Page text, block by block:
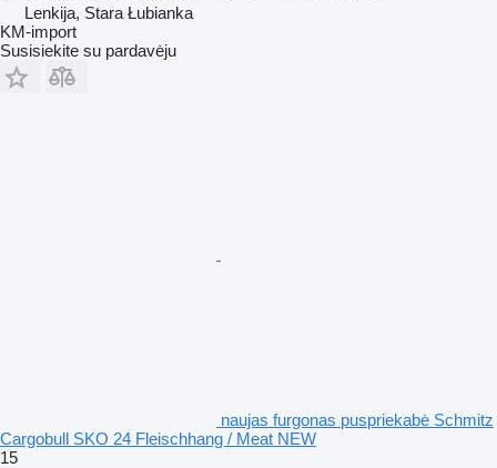
Lenkija, Stara Łubianka
KM-import
Susisiekite su pardavėju
naujas furgonas puspriekabė Schmitz
Cargobull SKO 24 Fleischhang / Meat NEW
15